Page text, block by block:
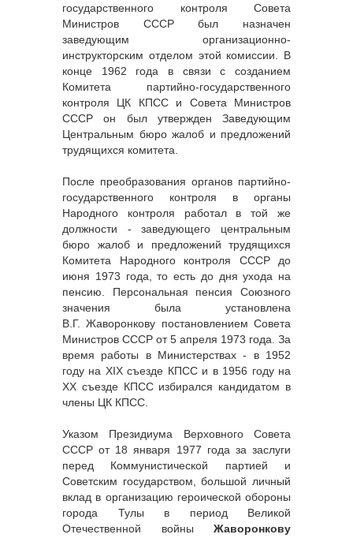
государственного контроля Совета
Министров СССР был назначен
заведующим организационно-
инструкторским отделом этой комиссии. В
конце 1962 года в связи с созданием
Комитета партийно-государственного
контроля ЦК КПСС и Совета Министров
СССР он был утвержден Заведующим
Центральным бюро жалоб и предложений
трудящихся комитета.
После преобразования органов партийно-
государственного контроля в органы
Народного контроля работал в той же
должности - заведующего центральным
бюро жалоб и предложений трудящихся
Комитета Народного контроля СССР до
июня 1973 года, то есть до дня ухода на
пенсию. Персональная пенсия Союзного
значения была установлена
В.Г. Жаворонкову постановлением Совета
Министров СССР от 5 апреля 1973 года. За
время работы в Министерствах - в 1952
году на XIX съезде КПСС и в 1956 году на
XX съезде КПСС избирался кандидатом в
члены ЦК КПСС.
Указом Президиума Верховного Совета
СССР от 18 января 1977 года за заслуги
перед Коммунистической партией и
Советским государством, большой личный
вклад в организацию героической обороны
города Тулы в период Великой
Отечественной войны Жаворонкову